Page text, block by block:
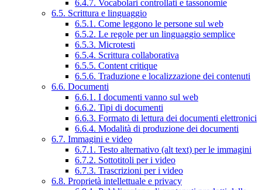
6.4.7. Vocabolari controllati e tassonomie
6.5. Scrittura e linguaggio
6.5.1. Come leggono le persone sul web
6.5.2. Le regole per un linguaggio semplice
6.5.3. Microtesti
6.5.4. Scrittura collaborativa
6.5.5. Content critique
6.5.6. Traduzione e localizzazione dei contenuti
6.6. Documenti
6.6.1. I documenti vanno sul web
6.6.2. Tipi di documenti
6.6.3. Formato di lettura dei documenti elettronici
6.6.4. Modalità di produzione dei documenti
6.7. Immagini e video
6.7.1. Testo alternativo (alt text) per le immagini
6.7.2. Sottotitoli per i video
6.7.3. Trascrizioni per i video
6.8. Proprietà intellettuale e privacy